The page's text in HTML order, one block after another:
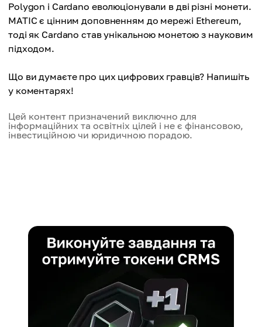
Мета
Створити сталу, безпечну та масштабовану
блокчейн-платформу з науковим підходом
Ціна
Помірна ціна
Швидкість
250 TPS
Механізм
Консенсус Proof-of-Stake (PoS) та Plasma Layer 2
рішення
Мета
Рішення для масштабування ETH для зменшення
спроможності
Масштабованість
Високосмасштабований як Layer 2
Polygon і Cardano еволюціонували в дві різні монети.
MATIC є цінним доповненням до мережі Ethereum,
тоді як Cardano став унікальною монетою з науковим
підходом.
Що ви думаєте про цих цифрових гравців? Напишіть
у коментарях!
Цей контент призначений виключно для
інформаційних та освітніх цілей і не є фінансовою,
інвестиційною чи юридичною порадою.